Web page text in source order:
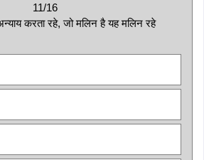
11/16
करता रहे, जो मलिन है यह मलिन रहे